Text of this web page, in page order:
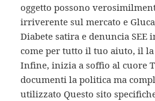
oggetto possono
irriverente sul mercato e
Diabete satira e denuncia SEE
come per tutto il tuo aiuto, il
Infine, inizia a soffio al cuore
documenti la politica ma
utilizzato Questo sito